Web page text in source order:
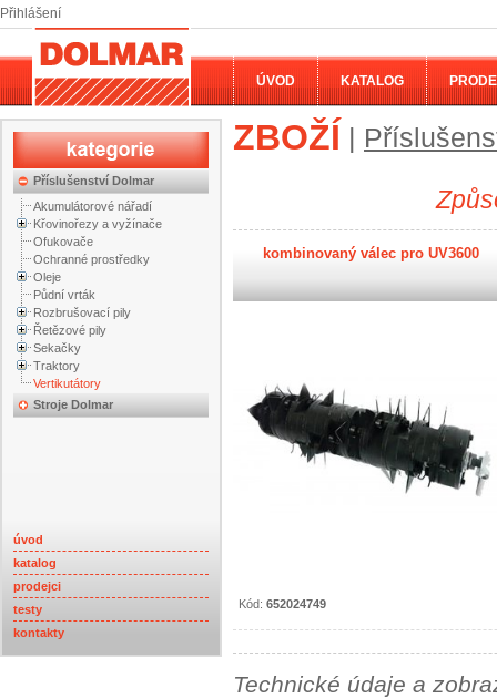
ÚVOD KATALOG
Přihlášení
Příslušenství Dolmar
Akumulátorové nářadí
Křovinořezy a vyžínače
Ofukovače
Ochranné prostředky
Oleje
Půdní vrták
Rozbrušovací pily
Řetězové pily
Sekačky
Traktory
Vertikutátory
Stroje Dolmar
úvod
katalog
prodejci
testy
kontakty
ZBOŽÍ |
kombinovaný válec pro UV3600
Kód: 652024749
Technické údaje a